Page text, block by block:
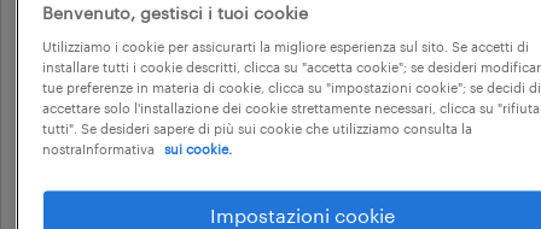
geometra con partita iva
(f/m/nb)
arzignano, veneto
altre tipologie contrattuali
Benvenuto, gestisci i tuoi cookie
Utilizziamo i cookie per assicurarti la migliore esperienza sul sito. Se accetti di
installare tutti i cookie descritti, clicca su "accetta cookie"; se desideri
tue preferenze in materia di cookie, clicca su "impostazioni cookie"; se decidi di
accettare solo l'installazione dei cookie strettamente necessari, clicca su "rifiuta
tutti". Se desideri sapere di più sui cookie che utilizziamo consulta la
nostraInformativa
sui cookie.
Impostazioni cookie